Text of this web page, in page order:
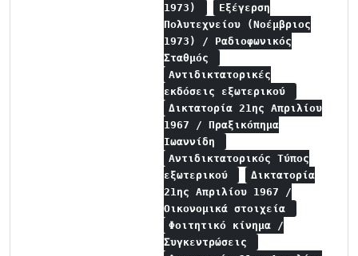
1973)
Εξέγερση
Πολυτεχνείου (Νοέμβριος
1973) / Ραδιοφωνικός
Σταθμός
Αντιδικτατορικές
εκδόσεις εξωτερικού
Δικτατορία 21ης Απριλίου
1967 / Πραξικόπημα
Ιωαννίδη
Αντιδικτατορικός Τύπος
εξωτερικού
Δικτατορία
21ης Απριλίου 1967 /
Οικονομικά στοιχεία
Φοιτητικό κίνημα /
Συγκεντρώσεις